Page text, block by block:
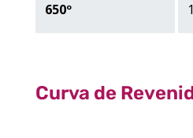
650º
Curva de